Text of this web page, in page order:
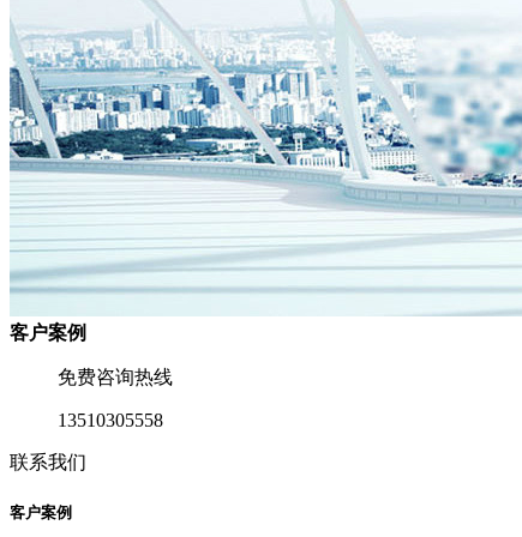
客户案例
免费咨询热线
13510305558
联系我们
客户案例